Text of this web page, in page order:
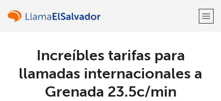
¡Bienvenido!
Increíbles tarifas para
llamadas internacionales a
Grenada ⁦23.5c⁩/min